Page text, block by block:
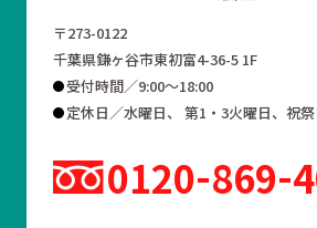
〒273-0122
千葉県鎌ヶ谷市東初富4-36-5 1F
受付時間／9:00～18:00
定休日／水曜日、 第1・3火曜日、祝祭
0120 869